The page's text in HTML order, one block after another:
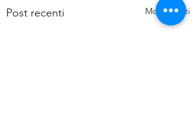
Post recenti Mostra tutti